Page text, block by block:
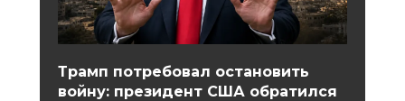
Трамп потребовал остановить
войну: президент США обратился